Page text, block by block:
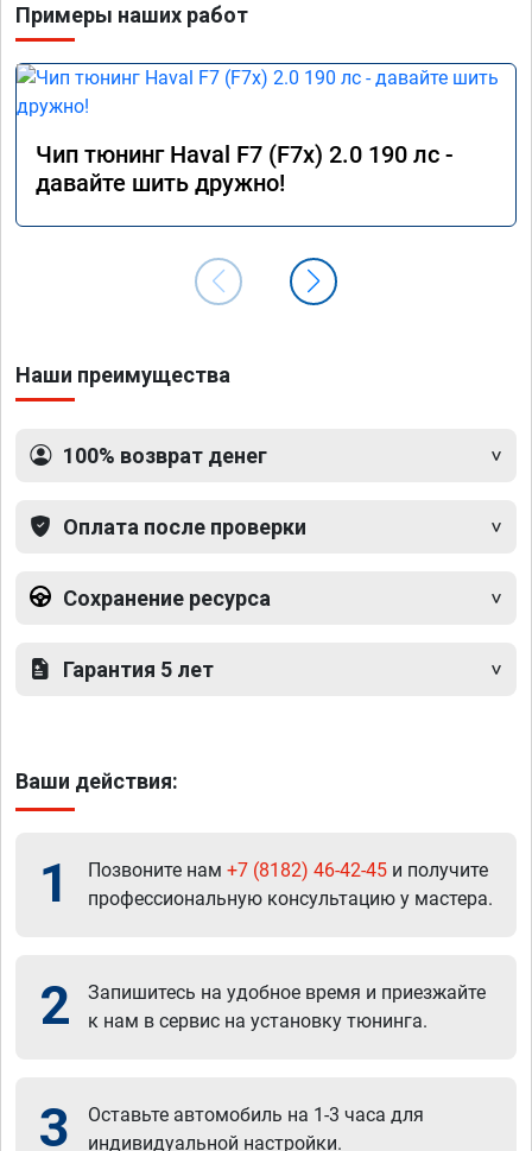
Примеры наших работ
Чип тюнинг Haval F7 (F7x) 2.0 190 лс -
давайте шить дружно!
Наши преимущества
100% возврат денег
Оплата после проверки
Сохранение ресурса
Гарантия 5 лет
Ваши действия:
1 Позвоните нам +7 (8182) 46-42-45 и получите
профессиональную консультацию у мастера.
2
Запишитесь на удобное время и приезжайте
к нам в сервис на установку тюнинга.
3
Оставьте автомобиль на 1-3 часа для
индивидуальной настройки.